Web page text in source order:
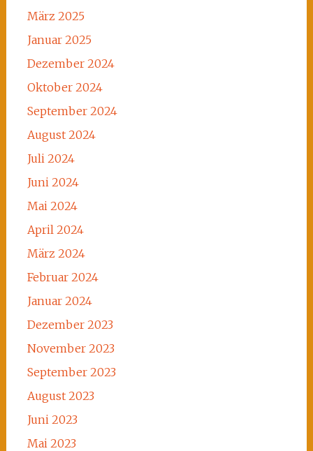
März 2025
Januar 2025
Dezember 2024
Oktober 2024
September 2024
August 2024
Juli 2024
Juni 2024
Mai 2024
April 2024
März 2024
Februar 2024
Januar 2024
Dezember 2023
November 2023
September 2023
August 2023
Juni 2023
Mai 2023